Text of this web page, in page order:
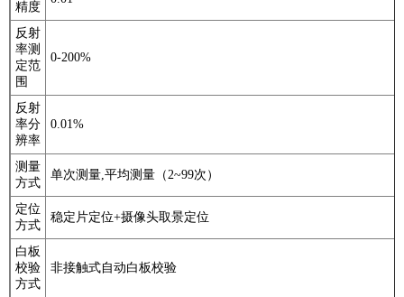
精度
反射
率测
定范
围
0-200%
反射
率分
辨率
0.01%
测量
方式
单次测量,平均测量（2~99次）
定位
方式
稳定片定位+摄像头取景定位
白板
校验
方式
非接触式自动白板校验